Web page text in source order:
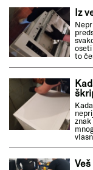
Iz
oseti
to
znak